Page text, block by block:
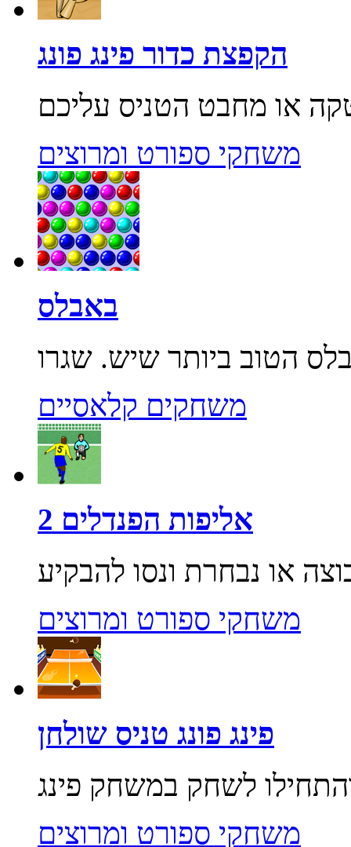
הקפצת כדור פינג פונג
משחקי ספורט ומרוצים
באבלס
משחקים קלאסיים
אליפות הפנדלים 2
משחקי ספורט ומרוצים
פינג פונג טניס שולחן
משחקי ספורט ומרוצים